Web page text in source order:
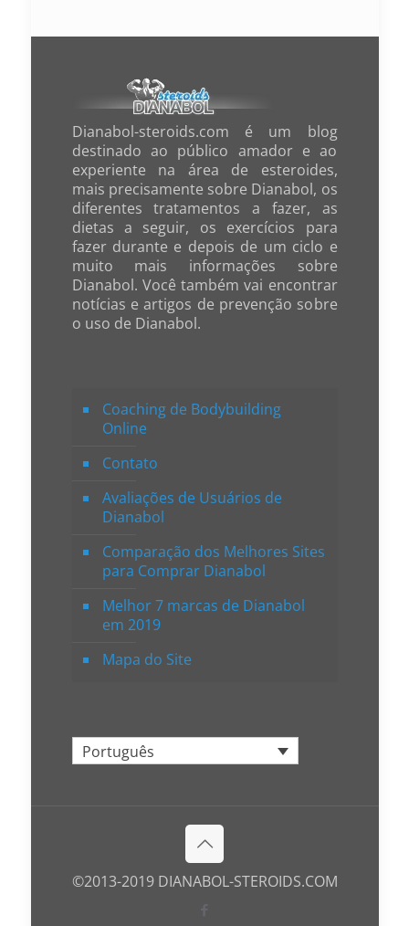
Dianabol-steroids.com é um blog
destinado ao público amador e ao
experiente na área de esteroides,
mais precisamente sobre Dianabol, os
diferentes tratamentos a fazer, as
dietas a seguir, os exercícios para
fazer durante e depois de um ciclo e
muito mais informações sobre
Dianabol. Você também vai encontrar
notícias e artigos de prevenção sobre
o uso de Dianabol.
Coaching de Bodybuilding
Online
Contato
Avaliações de Usuários de
Dianabol
Comparação dos Melhores Sites
para Comprar Dianabol
Melhor 7 marcas de Dianabol
em 2019
Mapa do Site
Português
©2013-2019 DIANABOL-STEROIDS.COM